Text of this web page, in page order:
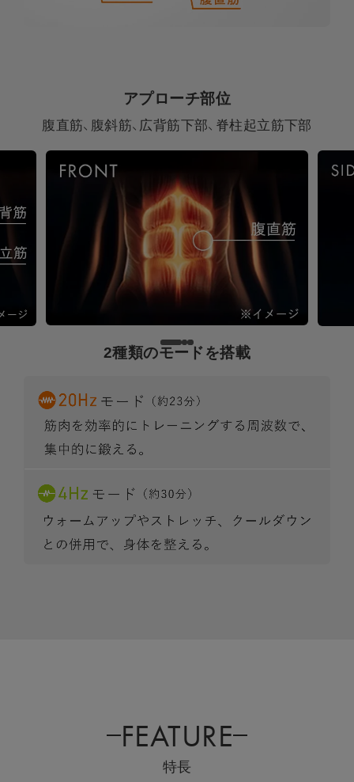
アプローチ部位
腹直筋、腹斜筋、広背筋下部、脊柱起立筋下部
2種類のモードを搭載
FEATURE
特長